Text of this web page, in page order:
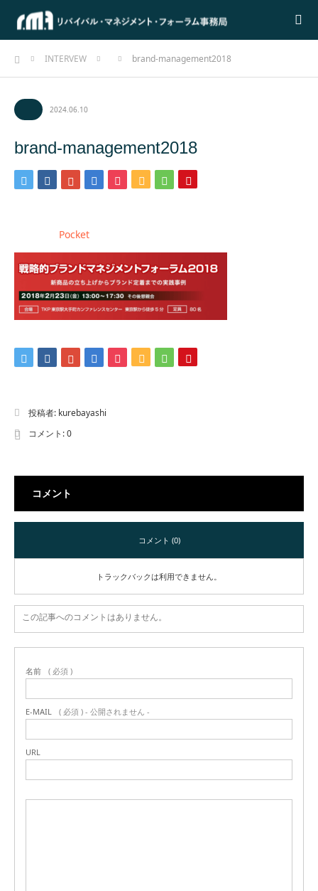
ホームINTERVEW brand-management2018
2024.06.10
brand-management2018
Pocket
投稿者: kurebayashi
コメント:0
コメント
コメント (0)
トラックバックは利用できません。
この記事へのコメントはありません。
名前 ( 必須 )
E-MAIL ( 必須 ) - 公開されません -
URL